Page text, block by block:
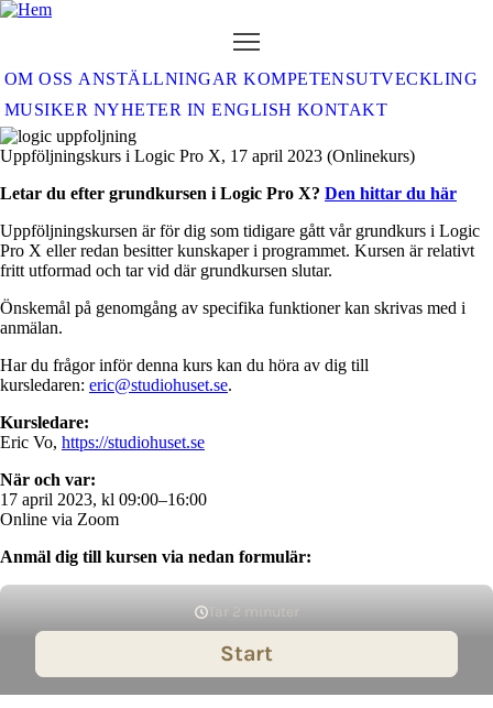
Hoppa
MAIN
NAVIGATION
OM OSS ANSTÄLLNINGAR KOMPETENSUTVECKLING
MUSIKER NYHETER IN ENGLISH KONTAKT
Uppföljningskurs i Logic Pro X, 17 april 2023 (Onlinekurs)
Letar du efter grundkursen i Logic Pro X? Den hittar du här
Uppföljningskursen är för dig som tidigare gått vår grundkurs i Logic
Pro X eller redan besitter kunskaper i programmet. Kursen är relativt
fritt utformad och tar vid där grundkursen slutar.
Önskemål på genomgång av specifika funktioner kan skrivas med i
anmälan.
Har du frågor inför denna kurs kan du höra av dig till
kursledaren: eric@studiohuset.se.
Kursledare:
Eric Vo, https://studiohuset.se
När och var:
17 april 2023, kl 09:00–16:00
Online via Zoom
Anmäl dig till kursen via nedan formulär: